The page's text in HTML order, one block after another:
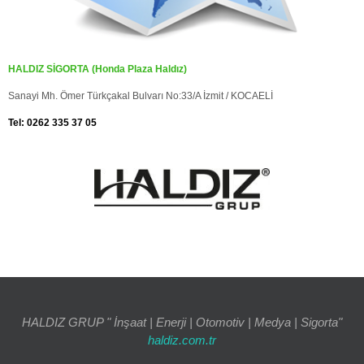
HALDIZ SİGORTA (Honda Plaza Haldız)
Sanayi Mh. Ömer Türkçakal Bulvarı No:33/A İzmit / KOCAELİ
Tel: 0262 335 37 05
HALDIZ GRUP " İnşaat | Enerji | Otomotiv | Medya | Sigorta"
haldiz.com.tr